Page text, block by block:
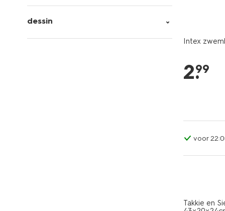
dessin
Intex
2.
99
voor
Takkie en